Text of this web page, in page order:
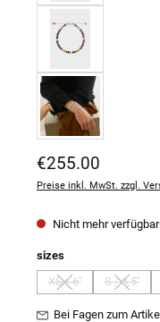
Regulärer Preis:
€255.00
Preise inkl. MwSt. zzgl.
Nicht mehr verfügbar
sizesauswählen
XS / 6''
(Diese Option ist
S / 6,5''
(Diese
Bei Fagen zum